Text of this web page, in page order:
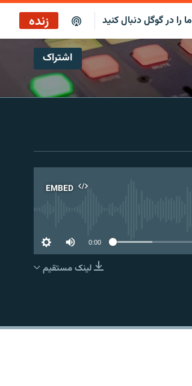
ما را در گوگل دنبال کنید زنده
پخش آنلاین
پخش رادیویی
اشتراک
EMBED
EMBED
0:00
لینک مستقیم